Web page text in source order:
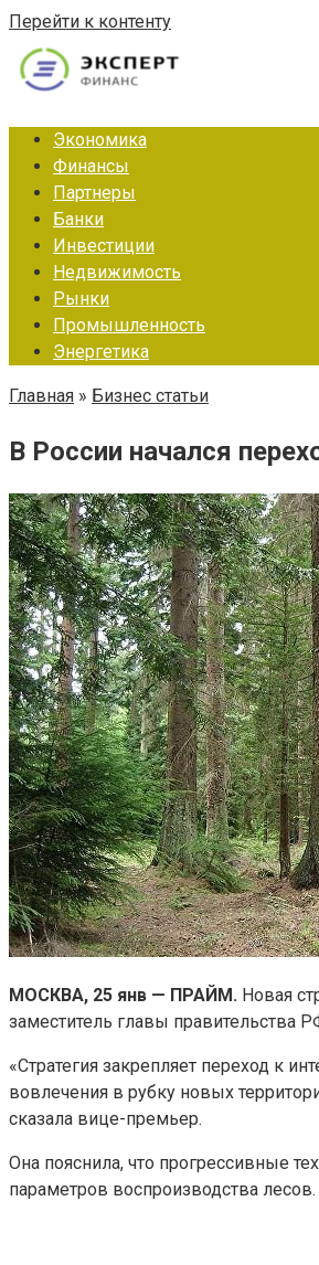
Перейти к контенту
Экономика
Финансы
Партнеры
Банки
Инвестиции
Недвижимость
Рынки
Промышленность
Энергетика
Главная » Бизнес статьи
В России начался
МОСКВА, 25 янв — ПРАЙМ. Новая
заместитель главы правительства
«Стратегия закрепляет переход к
вовлечения в рубку новых
сказала вице-премьер.
Она пояснила, что прогрессивные
параметров воспроизводства лесов.